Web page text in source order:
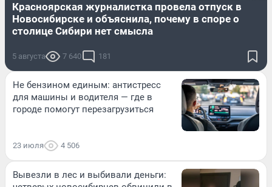
Красноярская журналистка провела отпуск в
Новосибирске и объяснила, почему в споре о
столице Сибири нет смысла
5 августа 7 640 181
Не бензином единым: антистресс
для машины и водителя — где в
городе помогут перезагрузиться
23 июля 4 506
Вывезли в лес и выбивали деньги: